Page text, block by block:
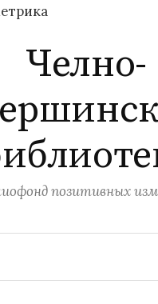
Челно-
позитивных